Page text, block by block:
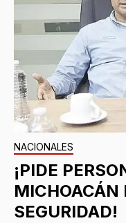
NACIONALES
¡PIDE
MICHOACÁN
SEGURIDAD!